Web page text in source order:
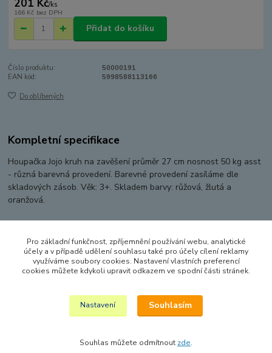
201 Kč/ks
166 Kč bez DPH
Přidat do košíku
Číslo produktu:
50000191
EAN kód:
5998588113166
Do oblíbených
Kompletní specifikace
Houpačka Jojo kruh na zavěšení průměr 27 cm nosnost 50 kg asst
- různá barevná provedení. Barevné provedení zasíláme dle
skladových zásob. Věk: 3+. Skladem barvy: růžová, žlutá a
oranžová.
Zboží zařazeno v kategoriích
HRAČKY NA VEN A SPORT
Pro základní funkčnost, zpříjemnění používání webu, analytické
účely a v případě udělení souhlasu také pro účely cílení reklamy
využíváme soubory cookies. Nastavení vlastních preferencí
cookies můžete kdykoli upravit odkazem ve spodní části stránek.
Nastavení Souhlasím
Souhlas můžete odmítnout zde.